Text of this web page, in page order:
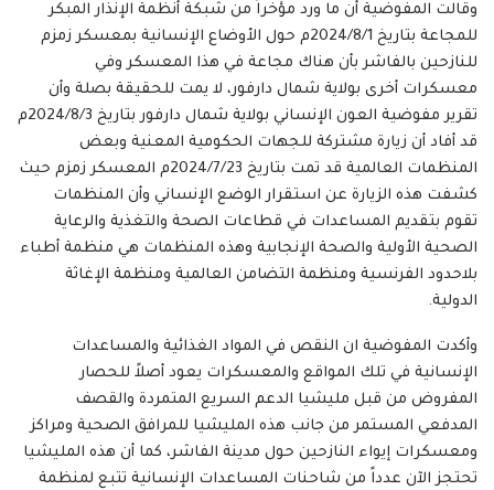
وقالت المفوضية أن ما ورد مؤخراً من شبكة أنظمة الإنذار المبكر
للمجاعة بتاريخ 2024/8/1م حول الأوضاع الإنسانية بمعسكر زمزم
للنازحين بالفاشر بأن هناك مجاعة في هذا المعسكر وفي
معسكرات أخرى بولاية شمال دارفور، لا يمت للحقيقة بصلة وأن
تقرير مفوضية العون الإنساني بولاية شمال دارفور بتاريخ 2024/8/3م
قد أفاد أن زيارة مشتركة للجهات الحكومية المعنية وبعض
المنظمات العالمية قد تمت بتاريخ 2024/7/23م المعسكر زمزم حيث
كشفت هذه الزيارة عن استقرار الوضع الإنساني وأن المنظمات
تقوم بتقديم المساعدات في قطاعات الصحة والتغذية والرعاية
الصحية الأولية والصحة الإنجابية وهذه المنظمات هي منظمة أطباء
بلاحدود الفرنسية ومنظمة التضامن العالمية ومنظمة الإغاثة
الدولية.
وأكدت المفوضية ان النقص في المواد الغذائية والمساعدات
الإنسانية في تلك المواقع والمعسكرات يعود أصلاً للحصار
المفروض من قبل مليشيا الدعم السريع المتمردة والقصف
المدفعي المستمر من جانب هذه المليشيا للمرافق الصحية ومراكز
ومعسكرات إيواء النازحين حول مدينة الفاشر، كما أن هذه المليشيا
تحتجز الآن عدداً من شاحنات المساعدات الإنسانية تتبع لمنظمة